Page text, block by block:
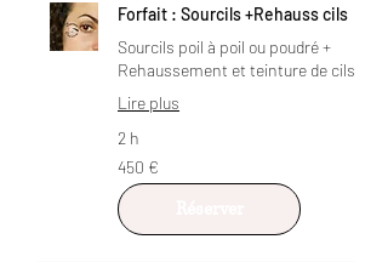
Forfait : Sourcils +Rehauss cils
Sourcils poil à poil ou poudré +
Rehaussement et teinture de cils
Lire plus
2 h
450
euros
450 €